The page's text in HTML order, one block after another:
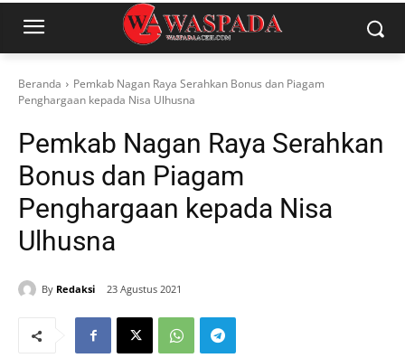
Beranda
Pemkab Nagan Raya Serahkan Bonus dan Piagam
Penghargaan kepada Nisa Ulhusna
Pemkab Nagan Raya Serahkan
Bonus dan Piagam
Penghargaan kepada Nisa
Ulhusna
By Redaksi 23 Agustus 2021